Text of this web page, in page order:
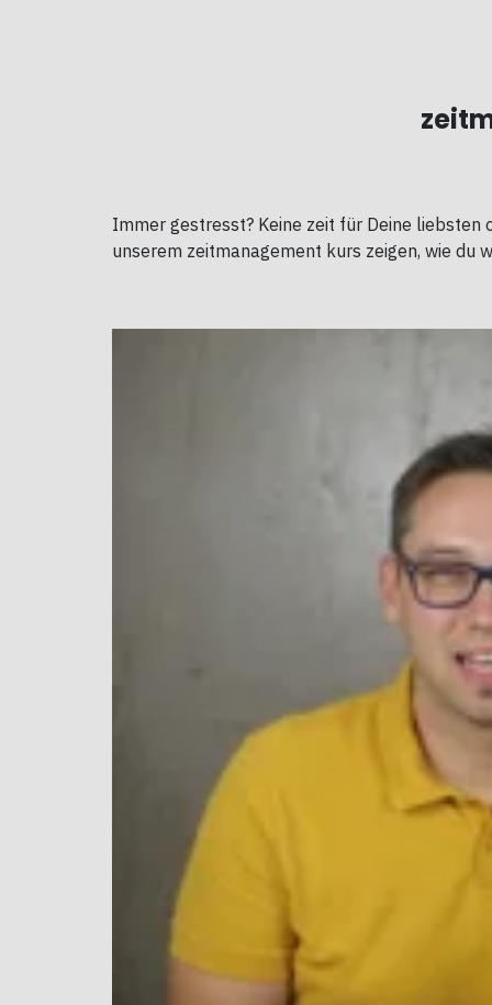
Immer gestresst? Keine zeit für Deine
unserem zeitmanagement kurs zeigen, wie du